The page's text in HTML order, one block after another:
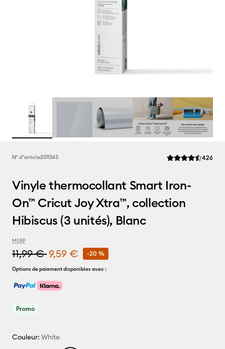
N° d''article2011363 La note moyenne
426
Vinyle thermocollant Smart Iron-
On™ Cricut Joy Xtra™, collection
Hibiscus (3 unités), Blanc
MSRP
11,99 € 9,59 € -20 %
Options de paiement disponibles avec :
Promo
Couleur: White